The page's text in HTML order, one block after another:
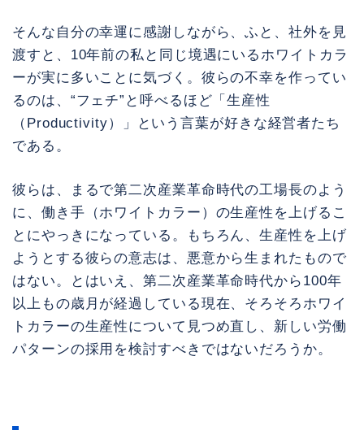
そんな自分の幸運に感謝しながら、ふと、社外を見
渡すと、10年前の私と同じ境遇にいるホワイトカラ
ーが実に多いことに気づく。彼らの不幸を作ってい
るのは、“フェチ”と呼べるほど「生産性
（Productivity）」という言葉が好きな経営者たち
である。
彼らは、まるで第二次産業革命時代の工場長のよう
に、働き手（ホワイトカラー）の生産性を上げるこ
とにやっきになっている。もちろん、生産性を上げ
ようとする彼らの意志は、悪意から生まれたもので
はない。とはいえ、第二次産業革命時代から100年
以上もの歳月が経過している現在、そろそろホワイ
トカラーの生産性について見つめ直し、新しい労働
パターンの採用を検討すべきではないだろうか。